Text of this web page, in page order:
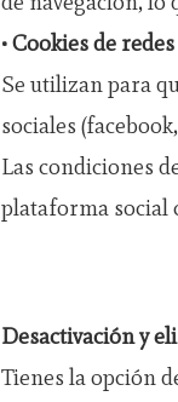
• Cookies de
Se utilizan para
sociales
Las condiciones
plataforma social
Desactivación y
Tienes la opción